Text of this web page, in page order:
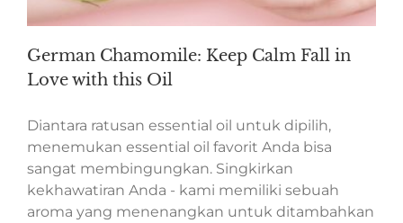
German Chamomile: Keep Calm Fall in
Love with this Oil
Diantara ratusan essential oil untuk dipilih,
menemukan essential oil favorit Anda bisa
sangat membingungkan. Singkirkan
kekhawatiran Anda - kami memiliki sebuah
aroma yang menenangkan untuk ditambahkan